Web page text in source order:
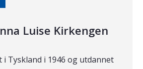
Luise Kirkengen
i Tyskland i 1946 og utdannet